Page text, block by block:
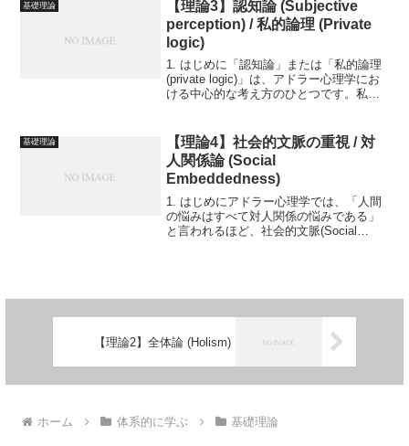
ア...
基礎理論
【理論3】認知論 (Subjective
perception) / 私的論理 (Private
logic)
1. はじめに「認知論」または「私的論理
(private logic)」は、アドラー心理学にお
ける中心的な考え方のひとつです。私た
込みは、決して客観的な事実そのものだ
け...
基礎理論
【理論4】社会的文脈の重視 / 対
人関係論 (Social
Embeddedness)
1. はじめにアドラー心理学では、「人間
の悩みはすべて対人関係の悩みである」
と言われるほど、社会的文脈(Social
【理論2】全体論 (Holism)
ホーム 体系的に学ぶ 基礎理論